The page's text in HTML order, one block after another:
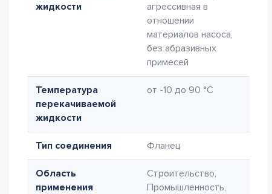
жидкости
агрессивная в
отношении
материалов насоса,
без абразивных
примесей
Температура
перекачиваемой
жидкости
от -10 до 90 °C
Тип соединения Фланец
Область
применения
Строительство,
Промышленность,